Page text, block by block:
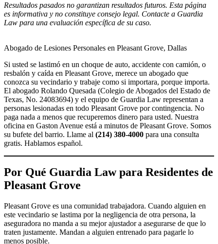
Resultados pasados no garantizan resultados futuros. Esta página
es informativa y no constituye consejo legal. Contacte a Guardia
Law para una evaluación específica de su caso.
Abogado de Lesiones Personales en Pleasant Grove, Dallas
Si usted se lastimó en un choque de auto, accidente con camión, o
resbalón y caída en Pleasant Grove, merece un abogado que
conozca su vecindario y trabaje como si importara, porque importa.
El abogado Rolando Quesada (Colegio de Abogados del Estado de
Texas, No. 24083694) y el equipo de Guardia Law representan a
personas lesionadas en todo Pleasant Grove por contingencia. No
paga nada a menos que recuperemos dinero para usted. Nuestra
oficina en Gaston Avenue está a minutos de Pleasant Grove. Somos
su bufete del barrio. Llame al (214) 380-4000 para una consulta
gratis. Hablamos español.
Por Qué Guardia Law para Residentes de
Pleasant Grove
Pleasant Grove es una comunidad trabajadora. Cuando alguien en
este vecindario se lastima por la negligencia de otra persona, la
aseguradora no manda a su mejor ajustador a asegurarse de que lo
traten justamente. Mandan a alguien entrenado para pagarle lo
menos posible.